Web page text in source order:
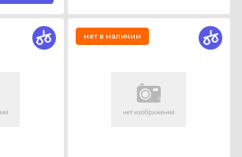
нет в наличии